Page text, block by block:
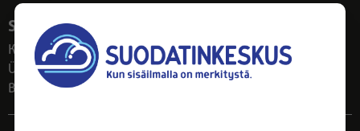
Suodatinkeskus
Kontakt
Über uns
Blog